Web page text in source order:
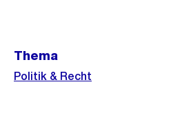
Informationen
Thema
Politik & Recht